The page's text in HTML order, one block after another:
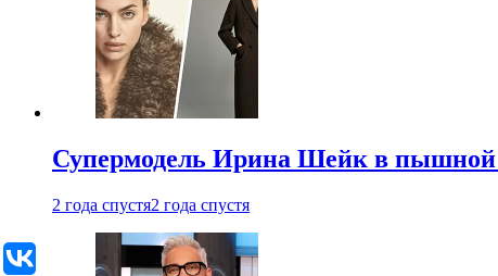
Супермодель Ирина Шейк в пышной
2 года спустя2 года спустя